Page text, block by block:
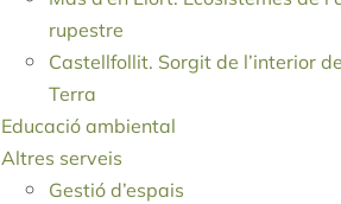
rupestre
Castellfollit. Sorgit de l’interior
Terra
Educació ambiental
Altres serveis
Gestió d’espais